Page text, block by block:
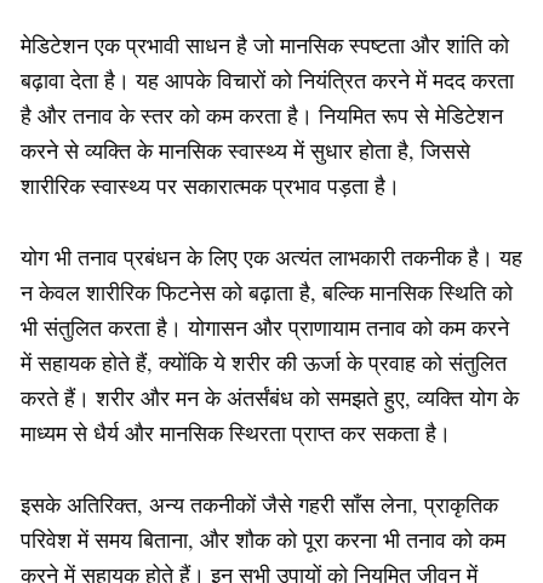
मेडिटेशन एक प्रभावी साधन है जो मानसिक स्पष्टता और शांति को
बढ़ावा देता है। यह आपके विचारों को नियंत्रित करने में मदद करता
है और तनाव के स्तर को कम करता है। नियमित रूप से मेडिटेशन
करने से व्यक्ति के मानसिक स्वास्थ्य में सुधार होता है, जिससे
शारीरिक स्वास्थ्य पर सकारात्मक प्रभाव पड़ता है।
योग भी तनाव प्रबंधन के लिए एक अत्यंत लाभकारी तकनीक है। यह
न केवल शारीरिक फिटनेस को बढ़ाता है, बल्कि मानसिक स्थिति को
भी संतुलित करता है। योगासन और प्राणायाम तनाव को कम करने
में सहायक होते हैं, क्योंकि ये शरीर की ऊर्जा के प्रवाह को संतुलित
करते हैं। शरीर और मन के अंतर्संबंध को समझते हुए, व्यक्ति योग के
माध्यम से धैर्य और मानसिक स्थिरता प्राप्त कर सकता है।
इसके अतिरिक्त, अन्य तकनीकों जैसे गहरी साँस लेना, प्राकृतिक
परिवेश में समय बिताना, और शौक को पूरा करना भी तनाव को कम
करने में सहायक होते हैं। इन सभी उपायों को नियमित जीवन में